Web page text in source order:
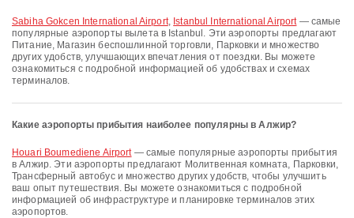
Sabiha Gokcen International Airport, Istanbul International Airport— самые
популярные аэропорты вылета в Istanbul. Эти аэропорты предлагают
Питание, Магазин беспошлинной торговли, Парковки и множество
других удобств, улучшающих впечатления от поездки. Вы можете
ознакомиться с подробной информацией об удобствах и схемах
терминалов.
Какие аэропорты прибытия наиболее популярны в Алжир?
Houari Boumediene Airport— самые популярные аэропорты прибытия
в Алжир. Эти аэропорты предлагают Молитвенная комната, Парковки,
Трансферный автобус и множество других удобств, чтобы улучшить
ваш опыт путешествия. Вы можете ознакомиться с подробной
информацией об инфраструктуре и планировке терминалов этих
аэропортов.